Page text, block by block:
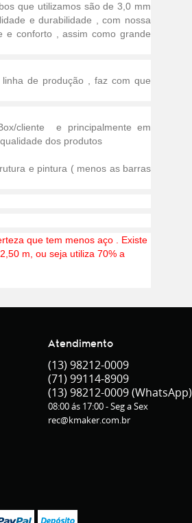
que utilizamos são de 3,0 mm
e durabilidade , com nossa
e conforto , assim como grande
de produção , faz com que
cliente e principalmente em
dos produtos
e pintura ( menos as barras
que tem menos aço . Existe
m, ou seja utiliza 70% a
Atendimento
(13) 98212-0009
(71) 99114-8909
(13) 98212-0009(WhatsApp)
08:00 ás 17:00 - Seg a Sex
rec@kmaker.com.br